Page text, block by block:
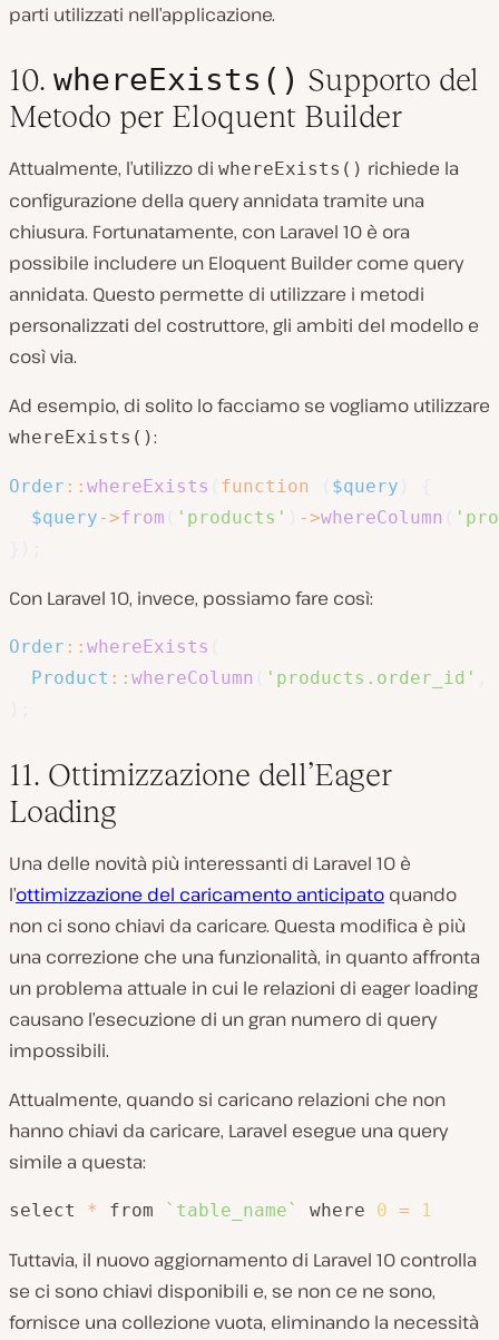
parti utilizzati nell’applicazione.
10. whereExists() Supporto del
Metodo per Eloquent Builder
Attualmente, l’utilizzo di whereExists() richiede la
configurazione della query annidata tramite una
chiusura. Fortunatamente, con Laravel 10 è ora
possibile includere un Eloquent Builder come query
annidata. Questo permette di utilizzare i metodi
personalizzati del costruttore, gli ambiti del modello e
così via.
Ad esempio, di solito lo facciamo se vogliamo utilizzare
whereExists():
Order :: whereExists function $query
$query->from 'products' ->whereColumn
Con Laravel 10, invece, possiamo fare così:
Order :: whereExists
Product :: whereColumn 'products.order_id'
11. Ottimizzazione dell’Eager
Loading
Una delle novità più interessanti di Laravel 10 è
l’ottimizzazione del caricamento anticipato quando
non ci sono chiavi da caricare. Questa modifica è più
una correzione che una funzionalità, in quanto affronta
un problema attuale in cui le relazioni di eager loading
causano l’esecuzione di un gran numero di query
impossibili.
Attualmente, quando si caricano relazioni che non
hanno chiavi da caricare, Laravel esegue una query
simile a questa:
select * from `table_name` where 0 = 1
Tuttavia, il nuovo aggiornamento di Laravel 10 controlla
se ci sono chiavi disponibili e, se non ce ne sono,
fornisce una collezione vuota, eliminando la necessità